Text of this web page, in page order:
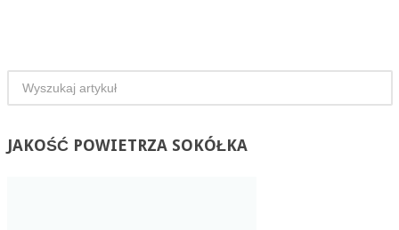
JAKOŚĆPOWIETRZA SOKÓŁKA